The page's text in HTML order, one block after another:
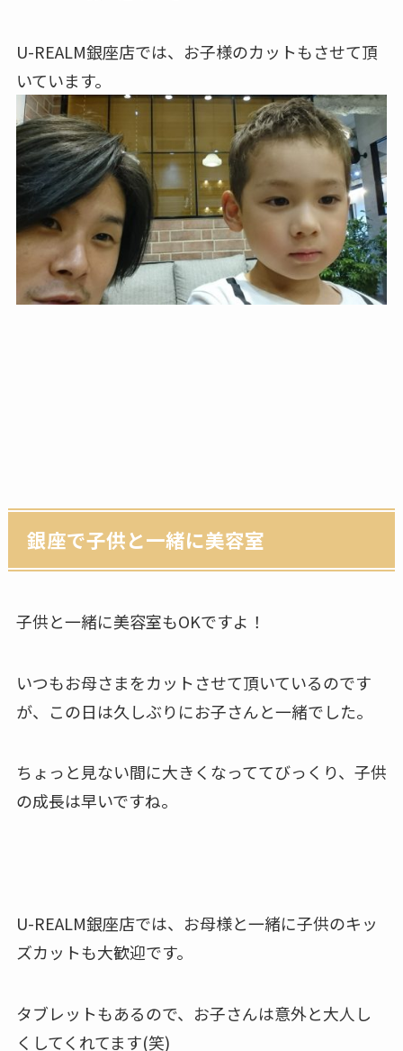
U-REALM銀座店では、お子様のカットもさせて頂
いています。
銀座で子供と一緒に美容室
子供と一緒に美容室もOKですよ！
いつもお母さまをカットさせて頂いているのです
が、この日は久しぶりにお子さんと一緒でした。
ちょっと見ない間に大きくなっててびっくり、子供
の成長は早いですね。
U-REALM銀座店では、お母様と一緒に子供のキッ
ズカットも大歓迎です。
タブレットもあるので、お子さんは意外と大人し
くしてくれてます(笑)